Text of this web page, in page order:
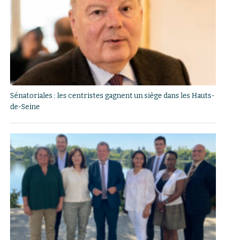
Sénatoriales : les centristes gagnent un siège dans les Hauts-
de-Seine